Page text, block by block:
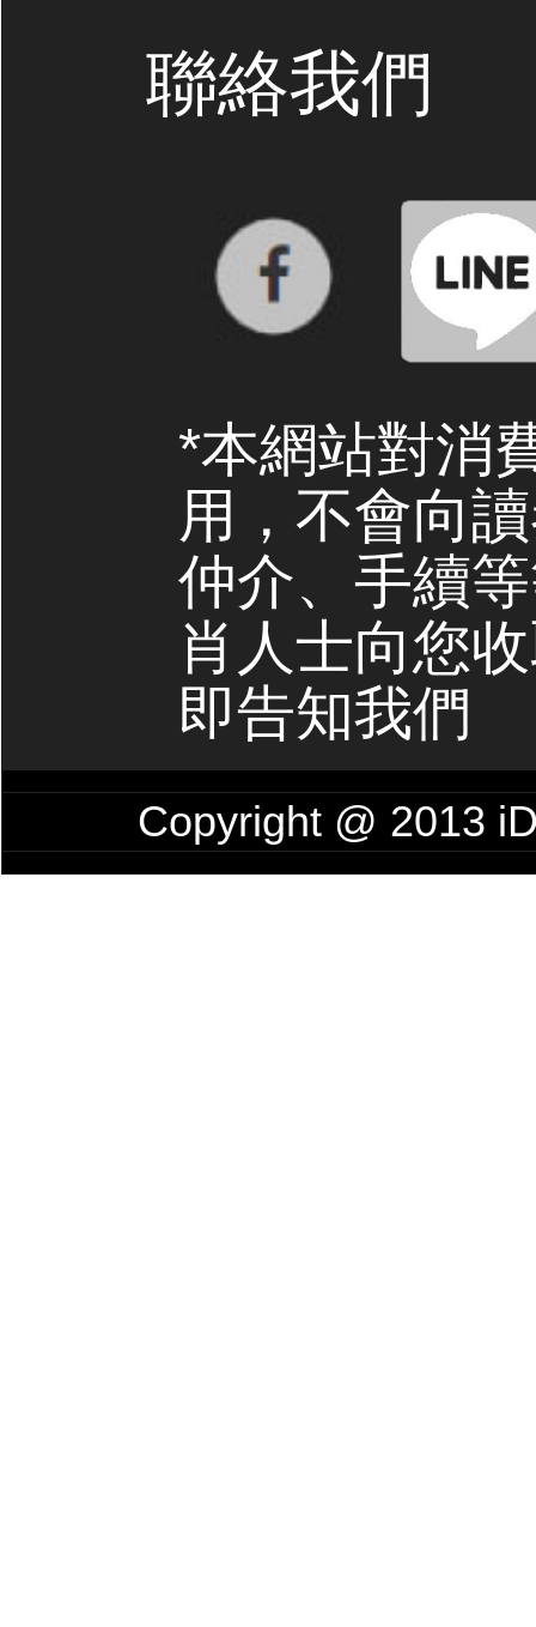
聯絡我們
*本網站對消
用，不會向
仲介、手續
肖人士向您
即告知我們
Copyright @ 2013